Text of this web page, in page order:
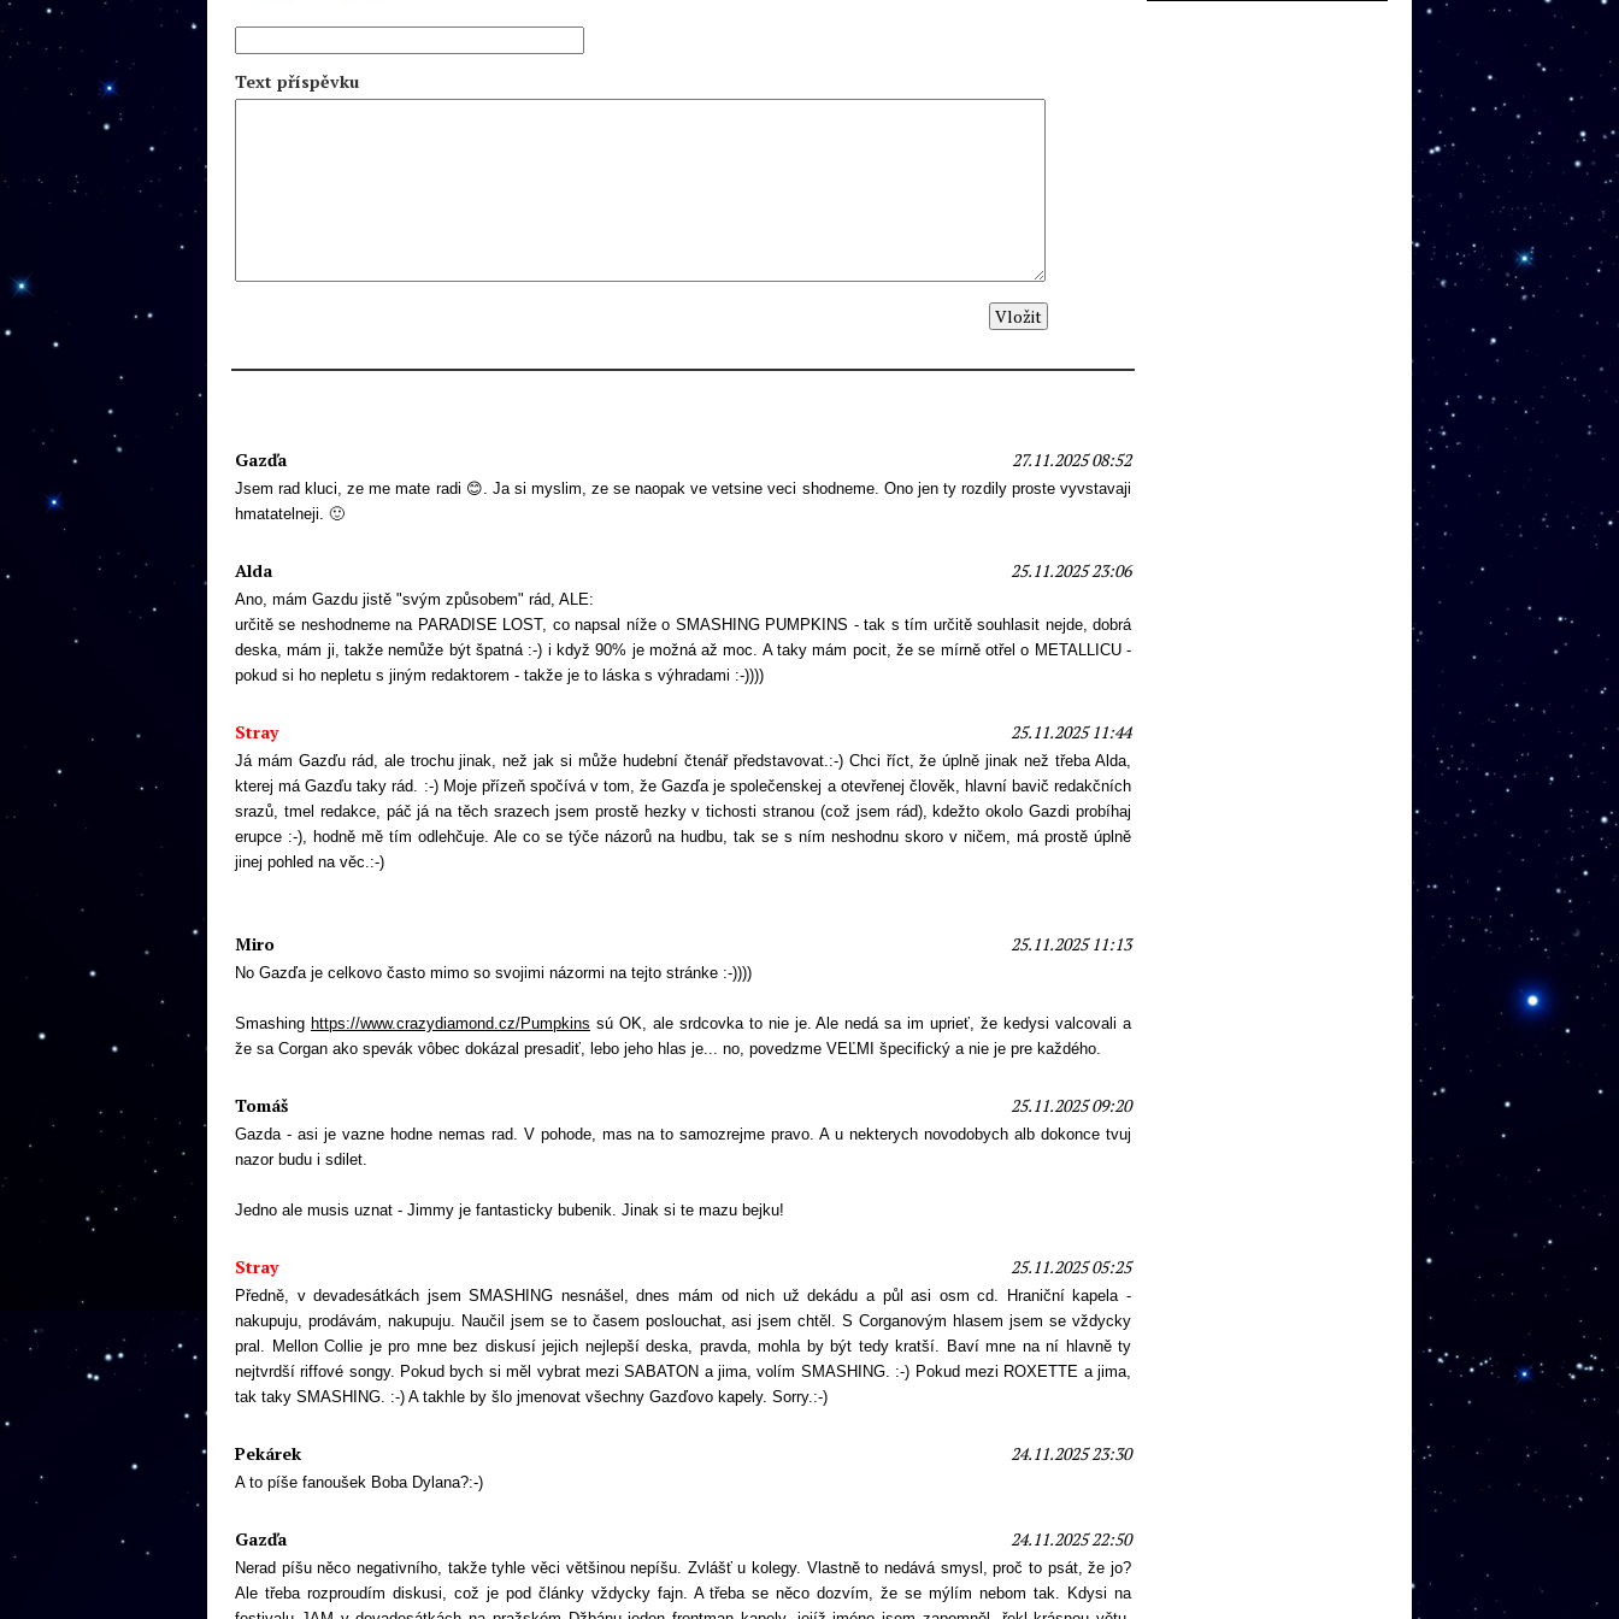
Text příspěvku
Gazďa 27.11.2025 08:52
Jsem rad kluci, ze me mate radi 😊. Ja si myslim, ze se naopak ve vetsine veci shodneme. Ono jen ty rozdily proste vyvstavaji
hmatatelneji. 🙂
Alda 25.11.2025 23:06
Ano, mám Gazdu jistě "svým způsobem" rád, ALE:
určitě se neshodneme na PARADISE LOST, co napsal níže o SMASHING PUMPKINS - tak s tím určitě souhlasit nejde, dobrá
deska, mám ji, takže nemůže být špatná :-) i když 90% je možná až moc. A taky mám pocit, že se mírně otřel o METALLICU -
pokud si ho nepletu s jiným redaktorem - takže je to láska s výhradami :-))))
Stray 25.11.2025 11:44
Já mám Gazďu rád, ale trochu jinak, než jak si může hudební čtenář představovat.:-) Chci říct, že úplně jinak než třeba Alda,
kterej má Gazďu taky rád. :-) Moje přízeň spočívá v tom, že Gazďa je společenskej a otevřenej člověk, hlavní bavič redakčních
srazů, tmel redakce, páč já na těch srazech jsem prostě hezky v tichosti stranou (což jsem rád), kdežto okolo Gazdi probíhaj
erupce :-), hodně mě tím odlehčuje. Ale co se týče názorů na hudbu, tak se s ním neshodnu skoro v ničem, má prostě úplně
jinej pohled na věc.:-)
Miro 25.11.2025 11:13
No Gazďa je celkovo často mimo so svojimi názormi na tejto stránke :-))))
Smashing https://www.crazydiamond.cz/Pumpkins sú OK, ale srdcovka to nie je. Ale nedá sa im uprieť, že kedysi valcovali a
že sa Corgan ako spevák vôbec dokázal presadiť, lebo jeho hlas je... no, povedzme VEĽMI špecifický a nie je pre každého.
Tomáš 25.11.2025 09:20
Gazda - asi je vazne hodne nemas rad. V pohode, mas na to samozrejme pravo. A u nekterych novodobych alb dokonce tvuj
nazor budu i sdilet.
Jedno ale musis uznat - Jimmy je fantasticky bubenik. Jinak si te mazu bejku!
Stray 25.11.2025 05:25
Předně, v devadesátkách jsem SMASHING nesnášel, dnes mám od nich už dekádu a půl asi osm cd. Hraniční kapela -
nakupuju, prodávám, nakupuju. Naučil jsem se to časem poslouchat, asi jsem chtěl. S Corganovým hlasem jsem se vždycky
pral. Mellon Collie je pro mne bez diskusí jejich nejlepší deska, pravda, mohla by být tedy kratší. Baví mne na ní hlavně ty
nejtvrdší riffové songy. Pokud bych si měl vybrat mezi SABATON a jima, volím SMASHING. :-) Pokud mezi ROXETTE a jima,
tak taky SMASHING. :-) A takhle by šlo jmenovat všechny Gazďovo kapely. Sorry.:-)
Pekárek 24.11.2025 23:30
A to píše fanoušek Boba Dylana?:-)
Gazďa 24.11.2025 22:50
Nerad píšu něco negativního, takže tyhle věci většinou nepíšu. Zvlášť u kolegy. Vlastně to nedává smysl, proč to psát, že jo?
Ale třeba rozproudím diskusi, což je pod články vždycky fajn. A třeba se něco dozvím, že se mýlím nebom tak. Kdysi na